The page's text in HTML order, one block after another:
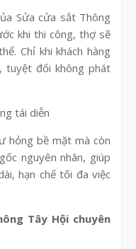
Sửa cửa sắt Thông
khi thi công, thợ sẽ
Chỉ khi khách hàng
tuyệt đối không phát
tái diễn
hỏng bề mặt mà còn
nguyên nhân, giúp
hạn chế tối đa việc
Tây Hội chuyên